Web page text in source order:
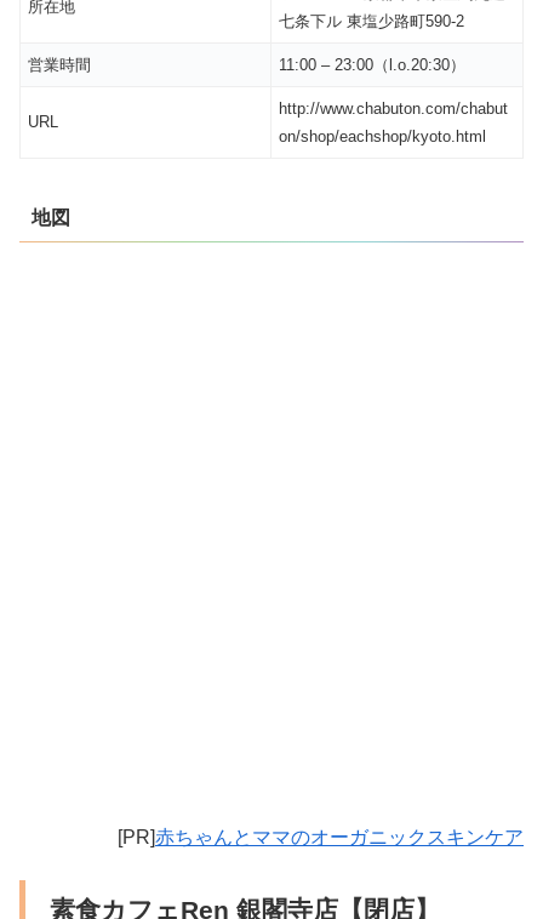
所在地
七条下ル 東塩少路町590-2
営業時間 11:00 – 23:00（l.o.20:30）
URL
http://www.chabuton.com/chabut
on/shop/eachshop/kyoto.html
地図
[PR]赤ちゃんとママのオーガニックスキンケア
素食カフェRen 銀閣寺店【閉店】